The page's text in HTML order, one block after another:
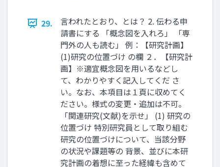
29.
言われたとおり、とは？ 2. 伝わる申
請書にする 「概念図を入れろ」 「専
門外の人も読む」 例：【研究計画】
(1)研究の位置づけ の欄 ２．【研究計
画】※適宜概念図を用いるなどし
て、わかりやすく記入してくだ さ
い。なお、本項目は１頁に収めてく
ださい。様式の変更・追加は不可。
「関連研究(文献)を示せ」 (1) 研究の
位置づけ 特別研究員として取り組む
研究の位置づけについて、当該分野
の状況や課題等の 背景、並びに本研
究計画の着想に至った経緯も含めて